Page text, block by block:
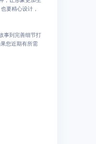
要精心设计，
事到完善细节打
您近期有所需